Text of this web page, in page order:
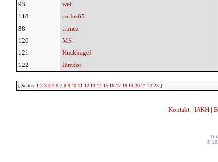
93
wei
118
carlos65
88
trunez
120
MS
121
Huckhagel
122
Jámbor
[ Seiten: 1 2 3 4 5 67 8 9 10 11 12 13 14 15 16 17 18 19 20 21 22 23]
Kontakt | IAKH |
©